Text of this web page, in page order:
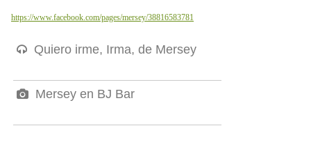
https://www.facebook.com/pages/mersey/38816583781
Quiero irme, Irma, de Mersey
Mersey en BJ Bar